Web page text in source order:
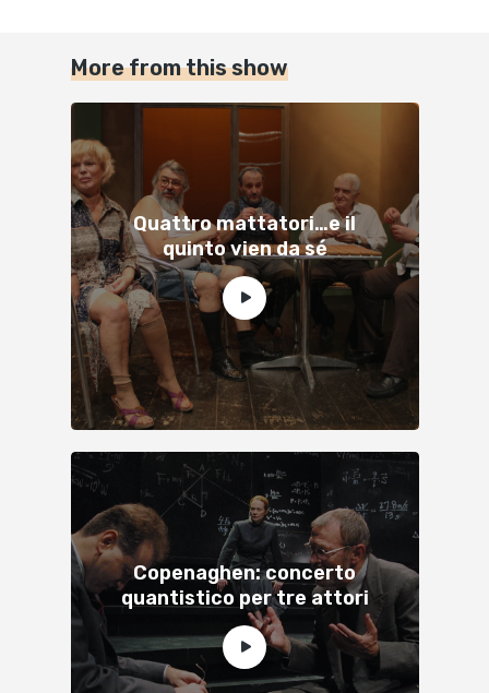
More from this show
Quattro mattatori…e il
quinto vien da sé
Copenaghen: concerto
quantistico per tre attori